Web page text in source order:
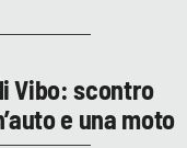
Vibo: scontro
e una moto